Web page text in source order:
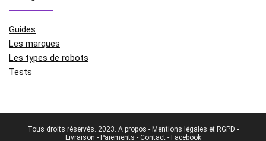
Guides
Les marques
Les types de robots
Tests
Tous droits réservés. 2023. A propos - Mentions légales et RGPD -
Livraison - Paiements - Contact- Facebook